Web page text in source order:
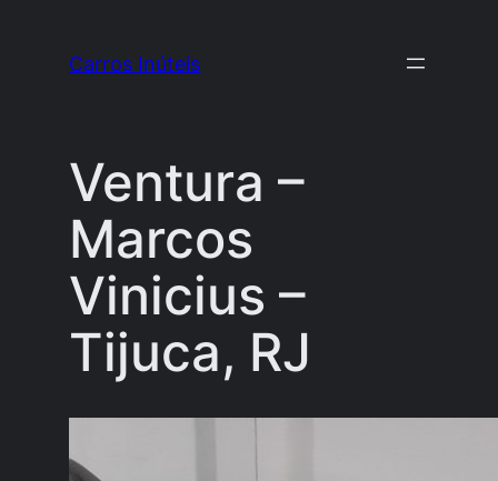
Carros Inúteis
Ventura –
Marcos
Vinicius –
Tijuca, RJ